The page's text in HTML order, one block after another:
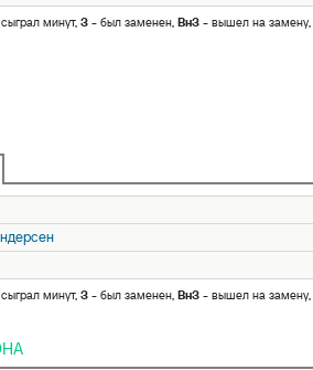
минут, З - был заменен, ВнЗ - вышел на замену,
минут, З - был заменен, ВнЗ - вышел на замену,